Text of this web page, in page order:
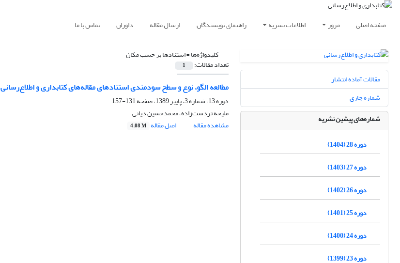
صفحه اصلی مرور اطلاعات نشریه راهنمای نویسندگان ارسال مقاله داوران تماس با ما
کلیدواژه‌ها =استنادها بر حسب مکان
تعداد مقالات: 1
مطالعه الگو، نوع و سطح سودمندی استنادهای مقاله‌های کتابداری و اطلاع‌رسانی
دوره 13، شماره 3، پاییز 1389، صفحه
131-157
ملیحه تردست‌زاده، محمدحسین دیانی
مشاهده مقاله
اصل مقاله 4.08 M
مقالات آماده انتشار
شماره جاری
شماره‌های پیشین نشریه
دوره 28 (1404)
دوره 27 (1403)
دوره 26 (1402)
دوره 25 (1401)
دوره 24 (1400)
دوره 23 (1399)